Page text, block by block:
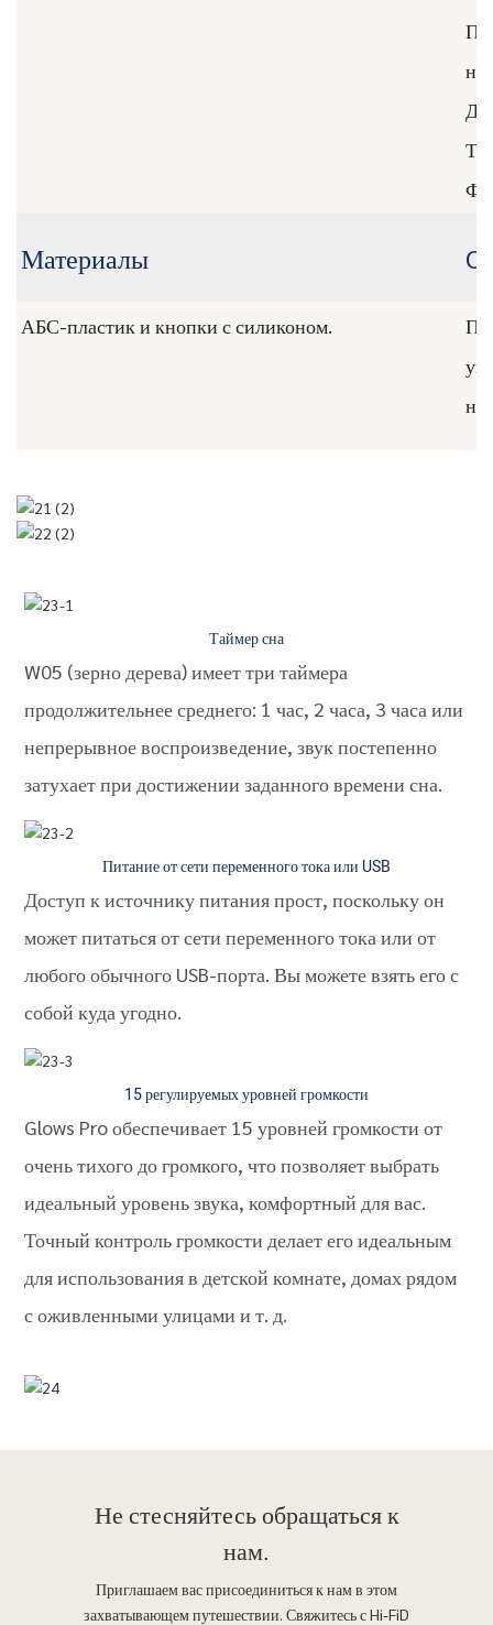
Материалы
АБС-пластик и кнопки с силиконом.
Таймер сна
W05 (зерно дерева) имеет три таймера
продолжительнее среднего: 1 час, 2 часа, 3 часа или
непрерывное воспроизведение, звук постепенно
затухает при достижении заданного времени сна.
Питание от сети переменного тока или USB
Доступ к источнику питания прост, поскольку он
может питаться от сети переменного тока или от
любого обычного USB-порта. Вы можете взять его с
собой куда угодно.
15 регулируемых уровней громкости
Glows Pro обеспечивает 15 уровней громкости от
очень тихого до громкого, что позволяет выбрать
идеальный уровень звука, комфортный для вас.
Точный контроль громкости делает его идеальным
для использования в детской комнате, домах рядом
с оживленными улицами и т. д.
Не стесняйтесьобращаться к
нам.
Приглашаем вас присоединиться к нам в этом
захватывающем путешествии. Свяжитесь с Hi-FiD